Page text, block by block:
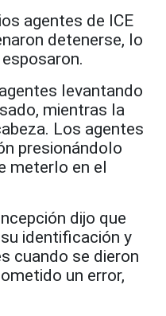
agentes de ICE
detenerse, lo
levantando
mientras la
Los agentes
presionándolo
meterlo en el
dijo que
identificación y
cuando se dieron
un error,